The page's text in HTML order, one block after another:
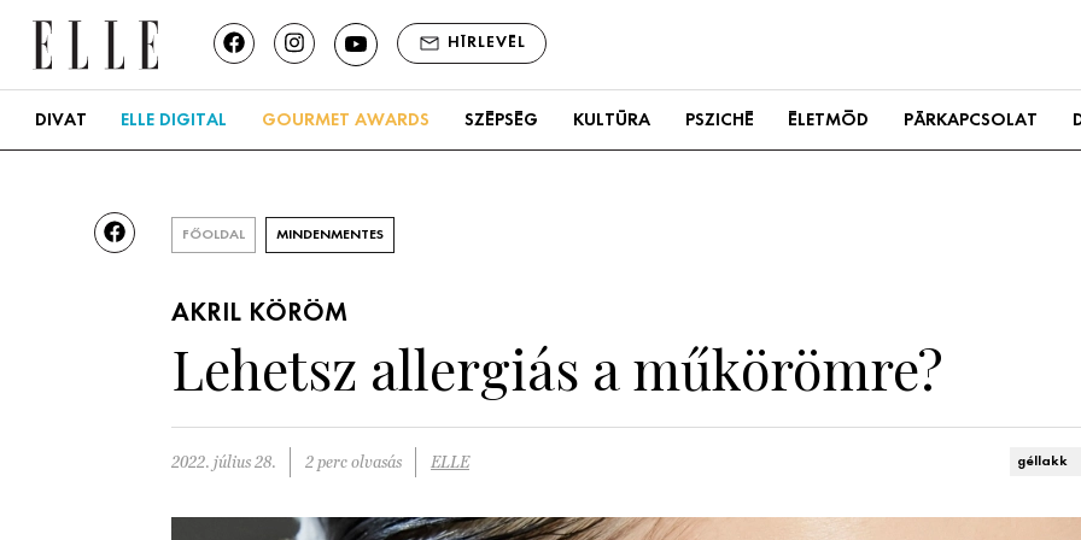
HÍRLEVÉL
DIVAT ELLE DIGITAL GOURMET AWARDS SZÉPSÉG KULTÚRA PSZICHÉ ÉLETMÓD PÁRKAPCSOLAT
FŐOLDAL MINDENMENTES
AKRIL KÖRÖM
Lehetsz allergiás a műkörömre?
2022. július 28. 2 perc olvasás ELLE géllakk